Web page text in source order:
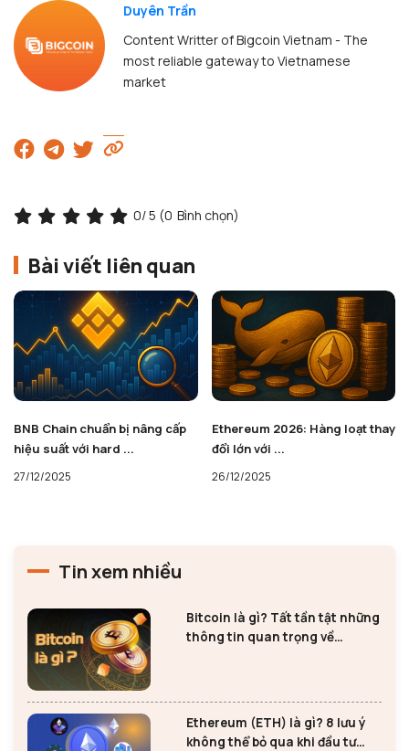
Duyên Trần
Content Writter of Bigcoin Vietnam - The
most reliable gateway to Vietnamese
market
0/ 5 (0 Bình chọn)
Bài viết liên quan
Ethereum 2026: Hàng loạt thay
đổi lớn với ...
26/12/2025
Solana và Ethereum có thể
cùng tồn tại trong ...
25/12/2025
Tin xem nhiều
Bitcoin là gì? Tất tần tật những
thông tin quan trọng về
Ethereum (ETH) là gì? 8 lưu ý
không thể bỏ qua khi đầu tư